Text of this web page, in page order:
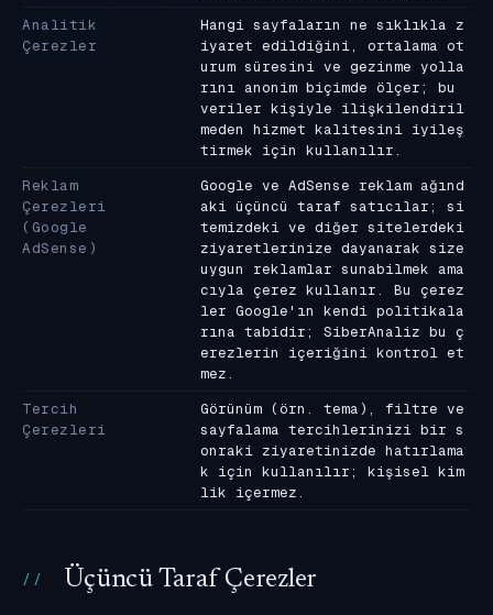
Analitik
Çerezler
Hangi sayfaların ne sıklıkla z
iyaret edildiğini, ortalama ot
urum süresini ve gezinme yolla
rını anonim biçimde ölçer; bu
veriler kişiyle ilişkilendiril
meden hizmet kalitesini iyileş
tirmek için kullanılır.
Reklam
Çerezleri
(Google
AdSense)
Google ve AdSense reklam ağınd
aki üçüncü taraf satıcılar; si
temizdeki ve diğer sitelerdeki
ziyaretlerinize dayanarak size
uygun reklamlar sunabilmek ama
cıyla çerez kullanır. Bu çerez
ler Google'ın kendi politikala
rına tabidir; SiberAnaliz bu ç
erezlerin içeriğini kontrol et
mez.
Tercih
Çerezleri
Görünüm (örn. tema), filtre ve
sayfalama tercihlerinizi bir s
onraki ziyaretinizde hatırlama
k için kullanılır; kişisel kim
lik içermez.
Üçüncü Taraf Çerezler